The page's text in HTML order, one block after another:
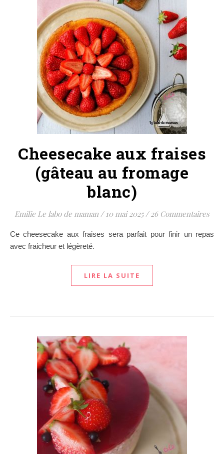
Cheesecake aux fraises
(gâteau au fromage
blanc)
Emilie Le labo de maman / 10 mai 2025 / 26 Commentaires
Ce cheesecake aux fraises sera parfait pour finir un repas
avec fraicheur et légèreté.
LIRE LA SUITE